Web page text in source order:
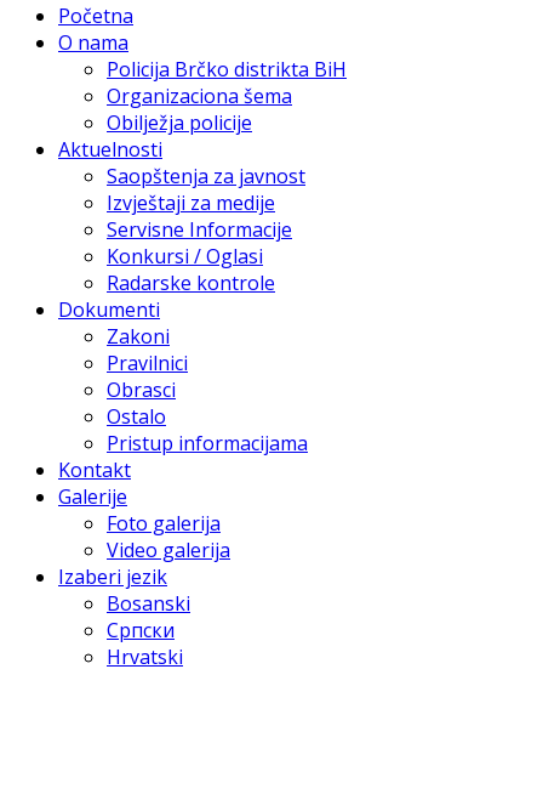
Početna
O nama
Policija Brčko distrikta BiH
Organizaciona šema
Obilježja policije
Aktuelnosti
Saopštenja za javnost
Izvještaji za medije
Servisne Informacije
Konkursi / Oglasi
Radarske kontrole
Dokumenti
Zakoni
Pravilnici
Obrasci
Ostalo
Pristup informacijama
Kontakt
Galerije
Foto galerija
Video galerija
Izaberi jezik
Bosanski
Српски
Hrvatski